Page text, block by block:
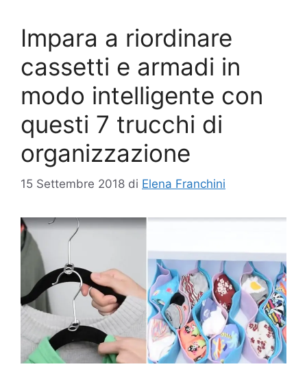
Impara a riordinare
cassetti e armadi in
modo intelligente con
questi 7 trucchi di
organizzazione
15 Settembre 2018 di Elena Franchini